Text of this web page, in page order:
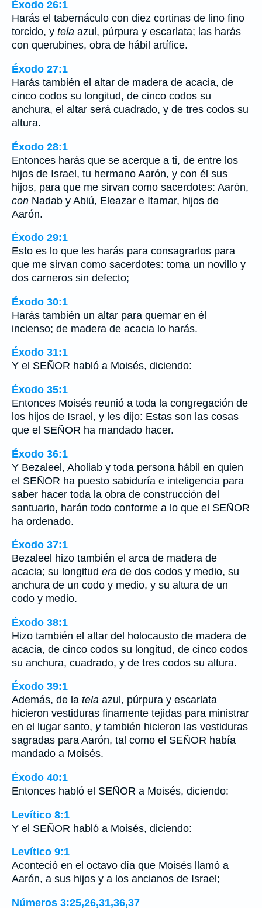
Éxodo 26:1
Harás el tabernáculo con diez cortinas de lino fino
torcido, y tela azul, púrpura y escarlata; las harás
con querubines, obra de hábil artífice.
Éxodo 27:1
Harás también el altar de madera de acacia, de
cinco codos su longitud, de cinco codos su
anchura, el altar será cuadrado, y de tres codos su
altura.
Éxodo 28:1
Entonces harás que se acerque a ti, de entre los
hijos de Israel, tu hermano Aarón, y con él sus
hijos, para que me sirvan como sacerdotes: Aarón,
con Nadab y Abiú, Eleazar e Itamar, hijos de
Aarón.
Éxodo 29:1
Esto es lo que les harás para consagrarlos para
que me sirvan como sacerdotes: toma un novillo y
dos carneros sin defecto;
Éxodo 30:1
Harás también un altar para quemar en él
incienso; de madera de acacia lo harás.
Éxodo 31:1
Y el SEÑOR habló a Moisés, diciendo:
Éxodo 35:1
Entonces Moisés reunió a toda la congregación de
los hijos de Israel, y les dijo: Estas son las cosas
que el SEÑOR ha mandado hacer.
Éxodo 36:1
Y Bezaleel, Aholiab y toda persona hábil en quien
el SEÑOR ha puesto sabiduría e inteligencia para
saber hacer toda la obra de construcción del
santuario, harán todo conforme a lo que el SEÑOR
ha ordenado.
Éxodo 37:1
Bezaleel hizo también el arca de madera de
acacia; su longitud era de dos codos y medio, su
anchura de un codo y medio, y su altura de un
codo y medio.
Éxodo 38:1
Hizo también el altar del holocausto de madera de
acacia, de cinco codos su longitud, de cinco codos
su anchura, cuadrado, y de tres codos su altura.
Éxodo 39:1
Además, de la tela azul, púrpura y escarlata
hicieron vestiduras finamente tejidas para ministrar
en el lugar santo, ytambién hicieron las vestiduras
sagradas para Aarón, tal como el SEÑOR había
mandado a Moisés.
Éxodo 40:1
Entonces habló el SEÑOR a Moisés, diciendo:
Levítico 8:1
Y el SEÑOR habló a Moisés, diciendo:
Levítico 9:1
Aconteció en el octavo día que Moisés llamó a
Aarón, a sus hijos y a los ancianos de Israel;
Números 3:25,26,31,36,37